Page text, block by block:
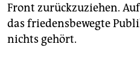
Front zurückzuziehen.
das friedensbewegte
nichts gehört.